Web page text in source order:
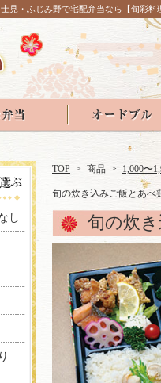
見・ふじみ野で宅配弁当なら【旬彩料
TOP > 商品 > 1,000〜
旬の炊き込みご飯とあべ
旬の炊
し